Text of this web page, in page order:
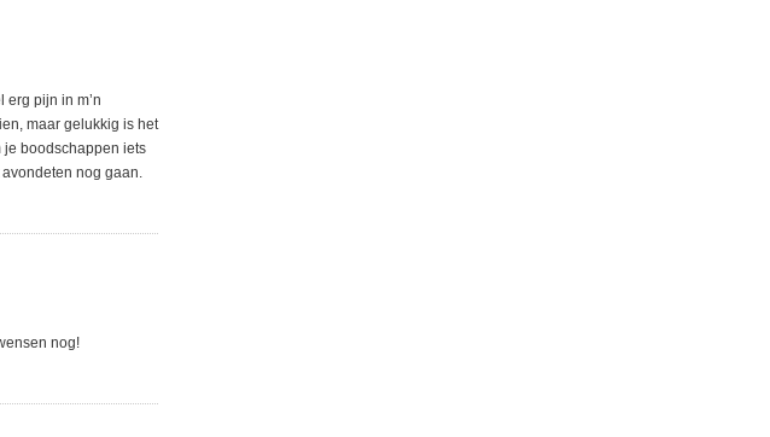
pijn in m’n
maar gelukkig is het
je boodschappen iets
nog gaan.
nog!